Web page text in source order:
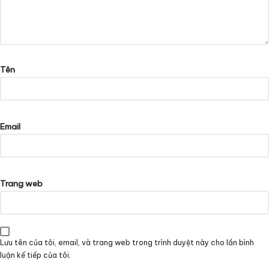
Tên
Email
Trang web
Lưu tên của tôi, email, và trang web trong trình duyệt này cho lần bình
luận kế tiếp của tôi.